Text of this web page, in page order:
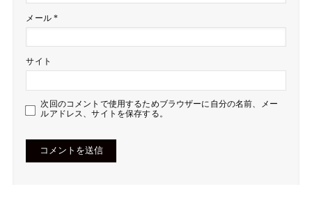
メール*
サイト
次回のコメントで使用するためブラウザーに自分の名前、メー
ルアドレス、サイトを保存する。